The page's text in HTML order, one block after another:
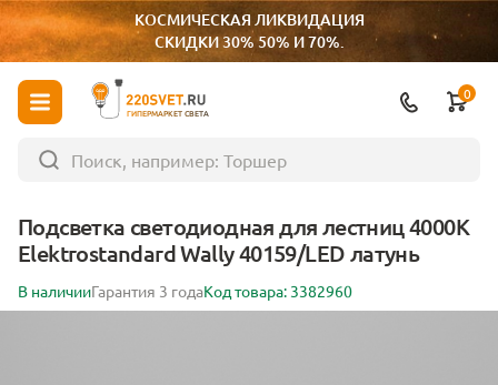
КОСМИЧЕСКАЯ ЛИКВИДАЦИЯ
СКИДКИ 30% 50% И 70%.
ГИПЕРМАРКЕТ СВЕТА
0
Подсветка светодиодная для лестниц 4000К
Elektrostandard Wally 40159/LED латунь
В наличииГарантия 3 годаКод товара: 3382960